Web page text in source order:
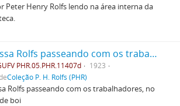
Peter Henry Rolfs lendo na área interna da
Clarissa Rolfs passeando com os trabalhadores, no carro de boi
PHR.05.PHR.11407d
1923
Coleção P. H. Rolfs (PHR)
Rolfs passeando com os trabalhadores, no
boi